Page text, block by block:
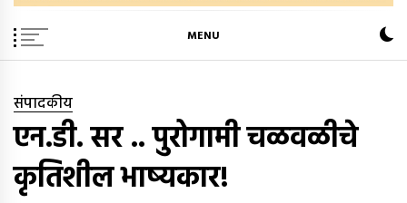
MENU
संपादकीय
एन.डी. सर .. पुरोगामी चळवळीचे
कृतिशील भाष्यकार!